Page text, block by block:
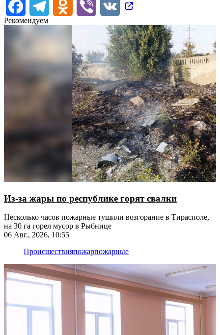
FacebookTelegram Odnoklassniki
Viber
VK
Рекомендуем
Из-за жары по республике горят свалки
Несколько часов пожарные тушили возгорание в Тирасполе,
на 30 га горел мусор в Рыбнице
06 Авг., 2026, 10:55
Происшествияпожарпожарные